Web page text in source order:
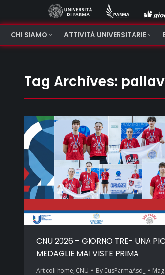
CHI SIAMO ATTIVITÀ UNIVERSITARIE
Tag Archives:
CNU 2026 – GIORNO TRE- UNA
MEDAGLIE MAI VISTE PRIMA
Articoli home, CNU By CusParmaAsd_